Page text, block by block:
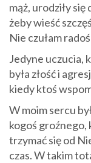
mąż, urodziły
żeby wieść
Nie czułam
Jedyne uczucia,
była złość i
kiedy ktoś
W moim sercu
kogoś groźnego,
trzymać się od
czas. W takim